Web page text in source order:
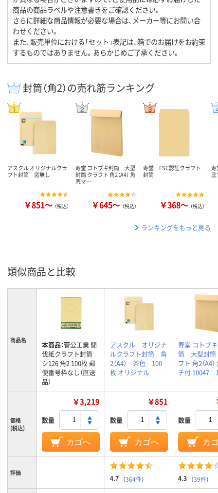
商品の商品ラベルや注意書きをご確認ください。
さらに詳細な商品情報が必要な場合は、メーカー等にお問い合
わせください。
また、販売単位における「セット」表記は、箱でのお届けをお約束
するものではありません。あらかじめご了承ください。
封筒（角2）の売れ筋ランキング
アスクル オリジナルクラ
フト封筒 窓無し
￥851～ （税込）
寿堂 コトブキ封筒 大型
封筒 クラフト 角2（A4） 角
底マ…
￥645～ （税込）
寿堂 FSC認証クラフト
封筒
￥368～ （税込）
寿
ランキングをもっと見る
類似商品と比較
商品名 本商品：菅公工業 間
伐紙クラフト封筒
シ126 角2 100枚 郵
便番号枠なし（直送
品）
アスクル オリジナ
ルクラフト封筒 角
2（A4） 茶色 100
枚 オリジナル
寿堂 コトブ
筒 大型封筒
フト 角2（A4
チ付 10047
価格
(税込)
￥3,219
数量
カゴへ
￥851
数量
カゴへ
数量
カ
評価
4.7 （364件） 4.3 （39件）